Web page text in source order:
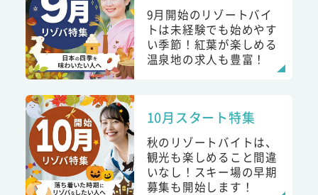
9月開始のリゾートバイ
トは未経験でも始めやす
い季節！紅葉が楽しめる
温泉地の求人も豊富！
10月スタート特集
秋のリゾートバイトは、
観光も楽しめること間違
いなし！スキー場の早期
募集も開始します！